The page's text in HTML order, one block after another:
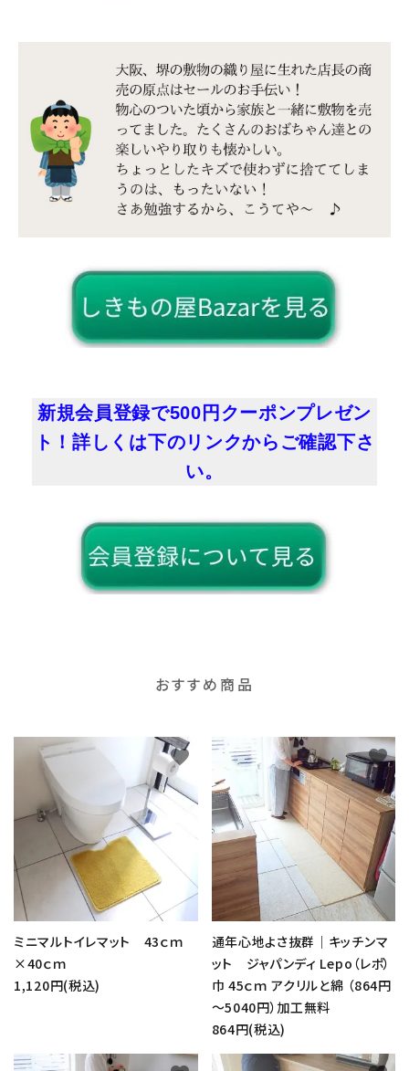
新規会員登録で500円クーポンプレゼン
ト！詳しくは下のリンクからご確認下さ
い。
おすすめ商品
ミニマルトイレマット 43ｃｍ
×40ｃｍ
1,120円(税込)
favorite
通年心地よさ抜群｜キッチンマ
ット ジャパンディ Lepo（レポ）
巾 45ｃｍ アクリルと綿 （864円
～5040円）加工無料
864円(税込)
favorite